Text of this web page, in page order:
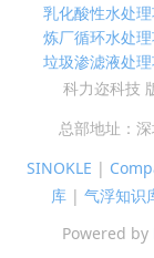
乳化酸性水处
炼厂循环水处
垃圾渗滤液处
科力迩科技
总部地址：
SINOKLE |
库 | 气浮知识
Powered by